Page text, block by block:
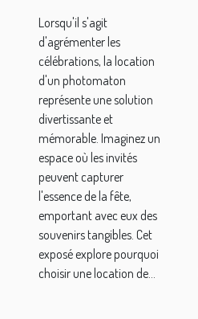
sans limite
de temps
pour les
fêtes
Lorsqu'il s'agit
d'agrémenter les
célébrations, la location
d'un photomaton
représente une solution
divertissante et
mémorable. Imaginez un
espace où les invités
peuvent capturer
l'essence de la fête,
emportant avec eux des
souvenirs tangibles. Cet
exposé explore pourquoi
choisir une location de...